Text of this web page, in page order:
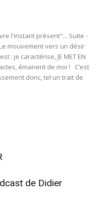
l'instant présent"... Suite -
mouvement vers un désir
: je caractérise, JE MET EN
émanent de moi ! C’est
donc, tel un trait de
de Didier